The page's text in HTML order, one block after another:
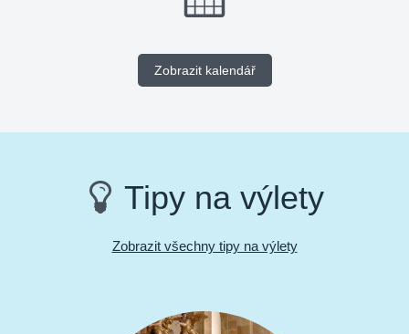
Zobrazit kalendář
Tipy na výlety
Zobrazit všechny tipy na výlety